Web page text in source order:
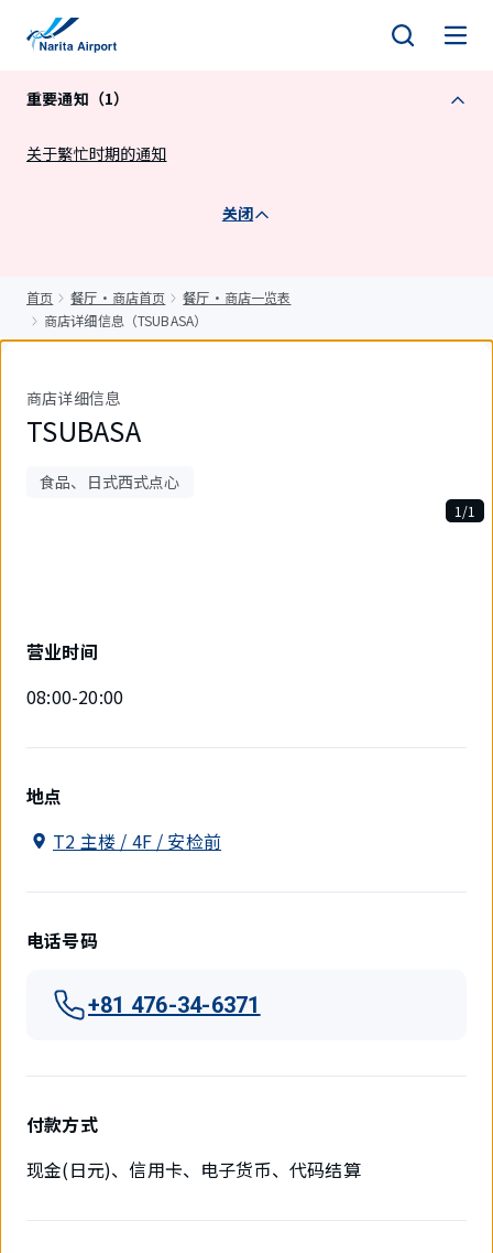
重要通知（1）
关于繁忙时期的通知
关闭
首页 餐厅・商店首页
餐厅・商店一览表
商店详细信息（TSUBASA）
商店详细信息
TSUBASA
食品、日式西式点心
件。
1/1
营业时间
08:00-20:00
地点
T2 主楼 / 4F / 安检前
电话号码
+81 476-34-6371
付款方式
现金(日元)、信用卡、电子货币、代码结算